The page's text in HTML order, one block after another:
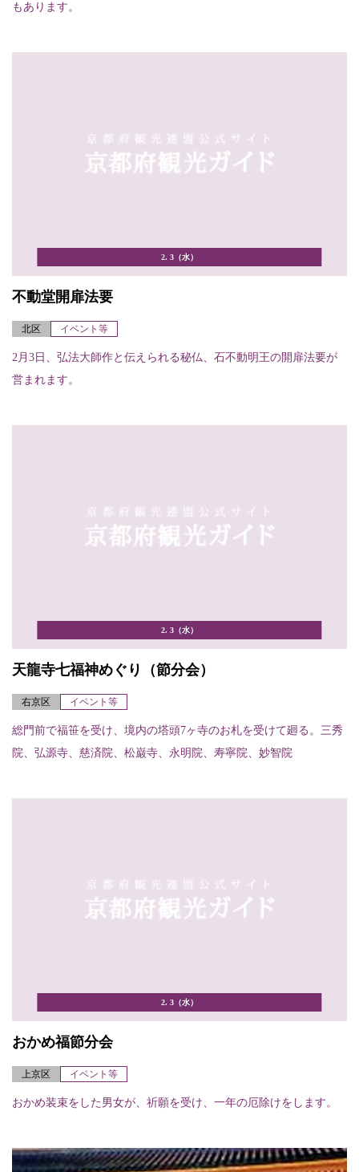
もあります。
2. 3（水）
不動堂開扉法要
北区 イベント等
2月3日、弘法大師作と伝えられる秘仏、石不動明王の開扉法要が
営まれます。
2. 3（水）
天龍寺七福神めぐり（節分会）
右京区 イベント等
総門前で福笹を受け、境内の塔頭7ヶ寺のお札を受けて廻る。三秀
院、弘源寺、慈済院、松巌寺、永明院、寿寧院、妙智院
2. 3（水）
おかめ福節分会
上京区 イベント等
おかめ装束をした男女が、祈願を受け、一年の厄除けをします。